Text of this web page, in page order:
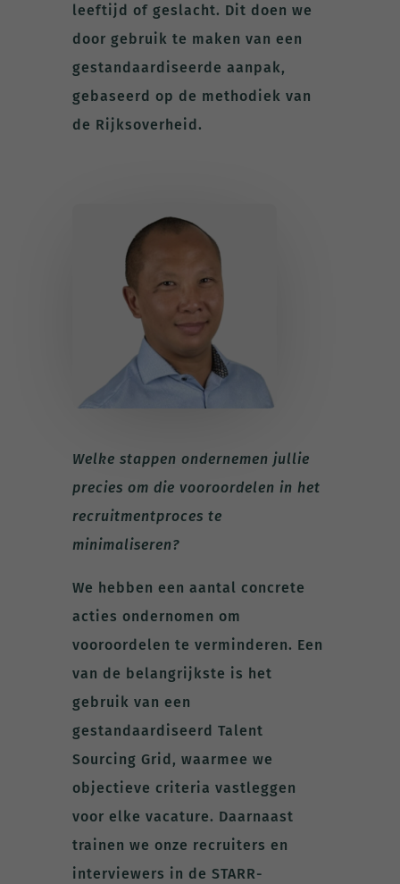
leeftijd of geslacht. Dit doen we
door gebruik te maken van een
gestandaardiseerde aanpak,
gebaseerd op de methodiek van
de Rijksoverheid.
Welke stappen ondernemen jullie
precies om die vooroordelen in het
recruitmentproces te
minimaliseren?
We hebben een aantal concrete
acties ondernomen om
vooroordelen te verminderen. Een
van de belangrijkste is het
gebruik van een
gestandaardiseerd Talent
Sourcing Grid, waarmee we
objectieve criteria vastleggen
voor elke vacature. Daarnaast
trainen we onze recruiters en
interviewers in de STARR-